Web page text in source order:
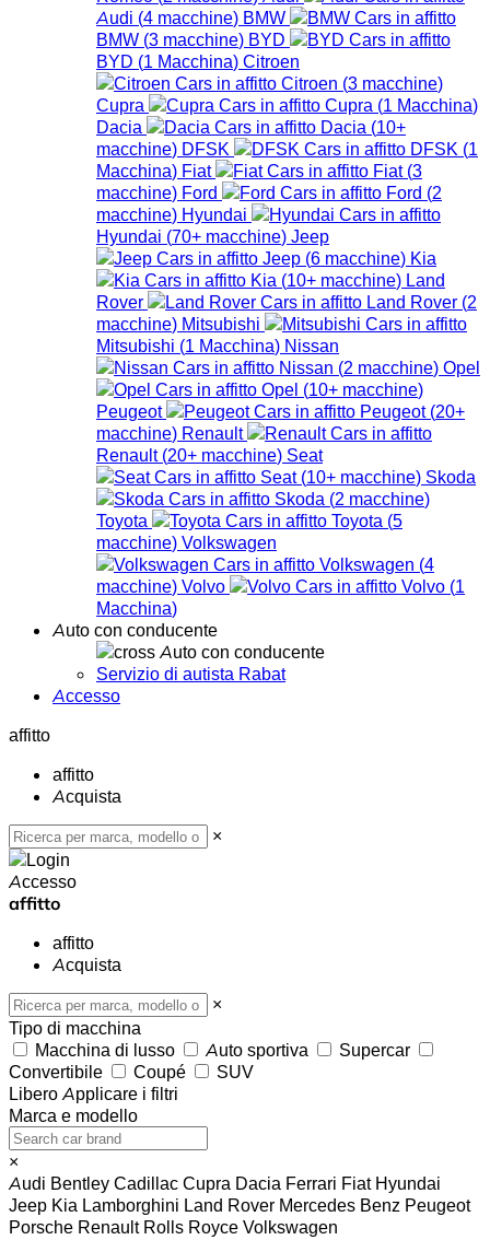
Audi (4 macchine) BMW
BMW (3 macchine) BYD
BYD (1 Macchina) Citroen
Citroen (3 macchine)
Cupra
Cupra (1 Macchina)
Dacia
Dacia (10+
macchine) DFSK DFSK (1
Macchina) Fiat Fiat (3
macchine) Ford Ford (2
macchine) Hyundai
Hyundai (70+ macchine) Jeep
Jeep (6 macchine) Kia
Kia (10+ macchine) Land
Rover
Land Rover (2
macchine) Mitsubishi
Mitsubishi (1 Macchina) Nissan
Nissan (2 macchine) Opel
Opel (10+ macchine)
Peugeot
Peugeot (20+
macchine) Renault
Renault (20+ macchine) Seat
Seat (10+ macchine) Skoda
Skoda (2 macchine)
Toyota
Toyota (5
macchine) Volkswagen
Volkswagen (4
macchine) Volvo Volvo (1
Macchina)
Auto con conducente
Auto con conducente
Servizio di autista Rabat
Accesso
affitto
affitto
Acquista
×
Accesso
affitto
affitto
Acquista
×
Tipo di macchina
Macchina di lusso
Auto sportiva
Supercar
Convertibile
Coupé
SUV
Libero Applicare i filtri
Marca e modello
×
Audi Bentley Cadillac Cupra Dacia Ferrari Fiat Hyundai
Jeep Kia Lamborghini Land Rover Mercedes Benz Peugeot
Porsche Renault Rolls Royce Volkswagen